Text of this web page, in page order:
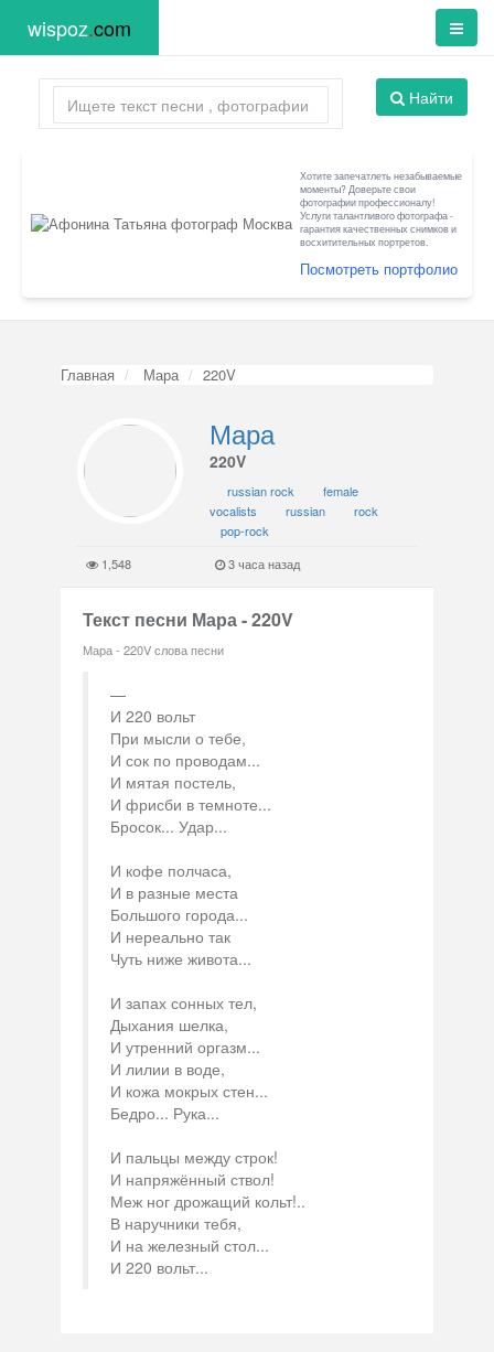
wispoz.com
Найти
Хотите запечатлеть незабываемые
моменты? Доверьте свои
фотографии профессионалу!
Услуги талантливого фотографа -
гарантия качественных снимков и
восхитительных портретов.
Посмотреть портфолио
Главная Мара 220V
Мара
220V
russian rock
female
vocalists
russian
rock
pop-rock
1,548
3 часа назад
Текст песни Мара - 220V
Мара - 220V слова песни
И 220 вольт
При мысли о тебе,
И сок по проводам...
И мятая постель,
И фрисби в темноте...
Бросок... Удар...
И кофе полчаса,
И в разные места
Большого города...
И нереально так
Чуть ниже живота...
И запах сонных тел,
Дыхания шелка,
И утренний оргазм...
И лилии в воде,
И кожа мокрых стен...
Бедро... Рука...
И пальцы между строк!
И напряжённый ствол!
Меж ног дрожащий кольт!..
В наручники тебя,
И на железный стол...
И 220 вольт...